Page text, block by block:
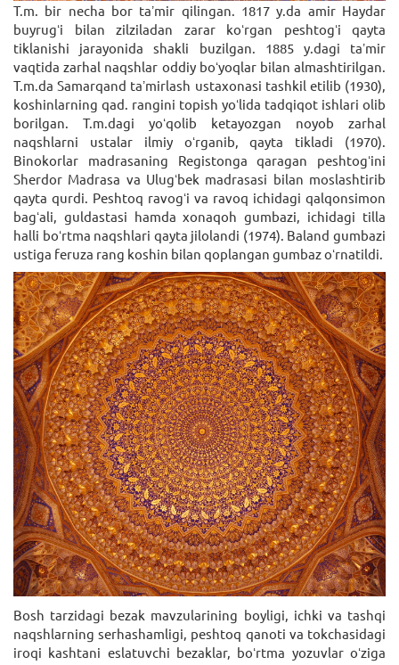
T.m. bir necha bor taʼmir qilingan. 1817 y.da amir Haydar
buyrugʻi bilan zilziladan zarar koʻrgan peshtogʻi qayta
tiklanishi jarayonida shakli buzilgan. 1885 y.dagi taʼmir
vaqtida zarhal naqshlar oddiy boʻyoqlar bilan almashtirilgan.
T.m.da Samarqand taʼmirlash ustaxonasi tashkil etilib (1930),
koshinlarning qad. rangini topish yoʻlida tadqiqot ishlari olib
borilgan. T.m.dagi yoʻqolib ketayozgan noyob zarhal
naqshlarni ustalar ilmiy oʻrganib, qayta tikladi (1970).
Binokorlar madrasaning Registonga qaragan peshtogʻini
Sherdor Madrasa va Ulugʻbek madrasasi bilan moslashtirib
qayta qurdi. Peshtoq ravogʻi va ravoq ichidagi qalqonsimon
bagʻali, guldastasi hamda xonaqoh gumbazi, ichidagi tilla
halli boʻrtma naqshlari qayta jilolandi (1974). Baland gumbazi
ustiga feruza rang koshin bilan qoplangan gumbaz oʻrnatildi.
Bosh tarzidagi bezak mavzularining boyligi, ichki va tashqi
naqshlarning serhashamligi, peshtoq qanoti va tokchasidagi
iroqi kashtani eslatuvchi bezaklar, boʻrtma yozuvlar oʻziga